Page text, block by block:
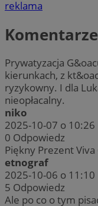
reklama
Prywatyzacja
kierunkach, z
ryzykowny. I dla
nieopłacalny.
niko
2025-10-07 o 10:26
0 Odpowiedz
Piękny Prezent
etnograf
2025-10-06 o 11:10
5 Odpowiedz
Ale po co o tym